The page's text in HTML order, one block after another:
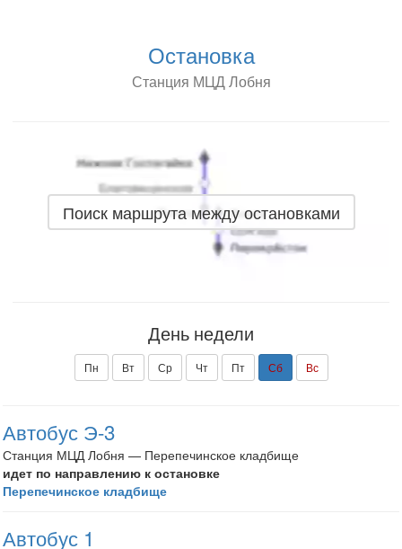
Остановка
Станция МЦД Лобня
Поиск маршрута между остановками
День недели
Пн Вт Ср Чт Пт Сб Вс
Автобус Э-3
Станция МЦД Лобня — Перепечинское кладбище
идет по направлению к остановке
Перепечинское кладбище
Автобус 1